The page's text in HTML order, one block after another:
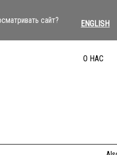
сайт? ENGLISH
О НАС